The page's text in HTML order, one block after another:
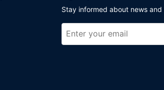
Stay informed about news